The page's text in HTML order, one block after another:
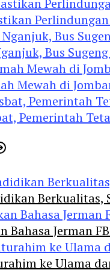
Bus
Mewah di
Pemerintah
Bahasa Jerman
ke Ulama